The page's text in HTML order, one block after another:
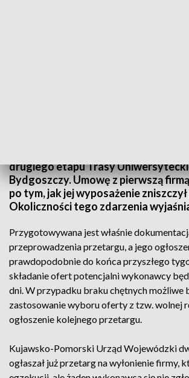
drugiego etapu Trasy
Bydgoszczy. Umowę z pierwszą
po tym, jak jej wyposażenie
Okoliczności tego zdarzenia
Przygotowywana jest właśnie
przeprowadzenia przetargu, a jego
prawdopodobnie do końca przyszłego
składanie ofert potencjalni wykonawcy
dni. W przypadku braku chętnych możliwe
zastosowanie wyboru oferty z tzw. wolnej
ogłoszenie kolejnego przetargu.
Kujawsko-Pomorski Urząd Wojewódzki
ogłaszał już przetarg na wyłonienie firmy,